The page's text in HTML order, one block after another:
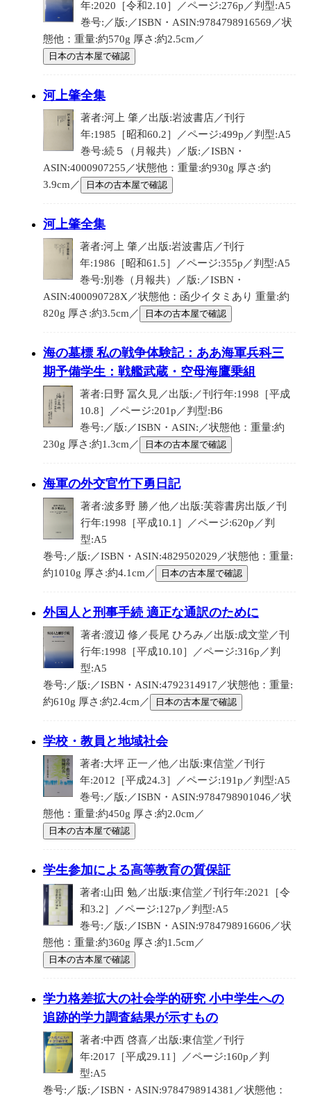
年:2020［令和2.10］／ページ:276p／判型:A5
巻号:／版:／ISBN・ASIN:9784798916569／状
態他：重量:約570g 厚さ:約2.5cm／
日本の古本屋で確認
河上肇全集
著者:河上 肇／出版:岩波書店／刊行
年:1985［昭和60.2］／ページ:499p／判型:A5
巻号:続５（月報共）／版:／ISBN・
ASIN:4000907255／状態他：重量:約930g 厚さ:約
3.9cm／
日本の古本屋で確認
河上肇全集
著者:河上 肇／出版:岩波書店／刊行
年:1986［昭和61.5］／ページ:355p／判型:A5
巻号:別巻（月報共）／版:／ISBN・
ASIN:400090728X／状態他：函少イタミあり 重量:約
820g 厚さ:約3.5cm／
日本の古本屋で確認
海の墓標 私の戦争体験記：ああ海軍兵科三
期予備学生：戦艦武蔵・空母海鷹乗組
著者:日野 冨久見／出版:／刊行年:1998［平成
10.8］／ページ:201p／判型:B6
巻号:／版:／ISBN・ASIN:／状態他：重量:約
230g 厚さ:約1.3cm／
日本の古本屋で確認
海軍の外交官竹下勇日記
著者:波多野 勝／他／出版:芙蓉書房出版／刊
行年:1998［平成10.1］／ページ:620p／判
型:A5
巻号:／版:／ISBN・ASIN:4829502029／状態他：重量:
約1010g 厚さ:約4.1cm／
日本の古本屋で確認
外国人と刑事手続 適正な通訳のために
著者:渡辺 修／長尾 ひろみ／出版:成文堂／刊
行年:1998［平成10.10］／ページ:316p／判
型:A5
巻号:／版:／ISBN・ASIN:4792314917／状態他：重量:
約610g 厚さ:約2.4cm／
日本の古本屋で確認
学校・教員と地域社会
著者:大坪 正一／他／出版:東信堂／刊行
年:2012［平成24.3］／ページ:191p／判型:A5
巻号:／版:／ISBN・ASIN:9784798901046／状
態他：重量:約450g 厚さ:約2.0cm／
日本の古本屋で確認
学生参加による高等教育の質保証
著者:山田 勉／出版:東信堂／刊行年:2021［令
和3.2］／ページ:127p／判型:A5
巻号:／版:／ISBN・ASIN:9784798916606／状
態他：重量:約360g 厚さ:約1.5cm／
日本の古本屋で確認
学力格差拡大の社会学的研究 小中学生への
追跡的学力調査結果が示すもの
著者:中西 啓喜／出版:東信堂／刊行
年:2017［平成29.11］／ページ:160p／判
型:A5
巻号:／版:／ISBN・ASIN:9784798914381／状態他：